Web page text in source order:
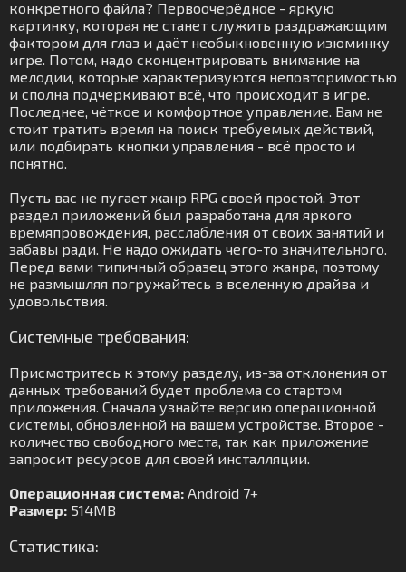
конкретного файла? Первоочерёдное - яркую
картинку, которая не станет служить раздражающим
фактором для глаз и даёт необыкновенную изюминку
игре. Потом, надо сконцентрировать внимание на
мелодии, которые характеризуются неповторимостью
и сполна подчеркивают всё, что происходит в игре.
Последнее, чёткое и комфортное управление. Вам не
стоит тратить время на поиск требуемых действий,
или подбирать кнопки управления - всё просто и
понятно.
Пусть вас не пугает жанр RPG своей простой. Этот
раздел приложений был разработана для яркого
времяпровождения, расслабления от своих занятий и
забавы ради. Не надо ожидать чего-то значительного.
Перед вами типичный образец этого жанра, поэтому
не размышляя погружайтесь в вселенную драйва и
удовольствия.
Системные требования:
Присмотритесь к этому разделу, из-за отклонения от
данных требований будет проблема со стартом
приложения. Сначала узнайте версию операционной
системы, обновленной на вашем устройстве. Второе -
количество свободного места, так как приложение
запросит ресурсов для своей инсталляции.
Операционная система: Android 7+
Размер: 514MB
Статистика: